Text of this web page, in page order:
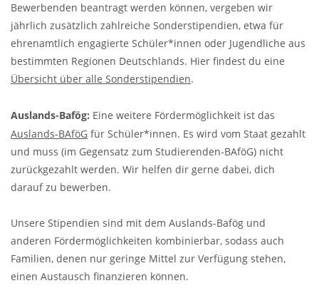
Bewerbenden beantragt werden können, vergeben wir
jährlich zusätzlich zahlreiche Sonderstipendien, etwa für
ehrenamtlich engagierte Schüler*innen oder Jugendliche aus
bestimmten Regionen Deutschlands. Hier findest du eine
Übersicht über alle Sonderstipendien.
Auslands-Bafög: Eine weitere Fördermöglichkeit ist das
Auslands-BAföG für Schüler*innen. Es wird vom Staat gezahlt
und muss (im Gegensatz zum Studierenden-BAföG) nicht
zurückgezahlt werden. Wir helfen dir gerne dabei, dich
darauf zu bewerben.
Unsere Stipendien sind mit dem Auslands-Bafög und
anderen Fördermöglichkeiten kombinierbar, sodass auch
Familien, denen nur geringe Mittel zur Verfügung stehen,
einen Austausch finanzieren können.